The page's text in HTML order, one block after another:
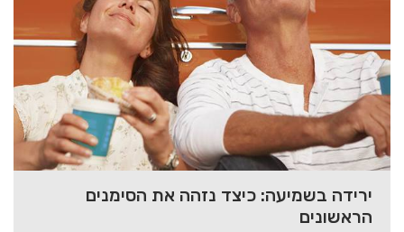
ירידה בשמיעה: כיצד נזהה את הסימנים
הראשונים